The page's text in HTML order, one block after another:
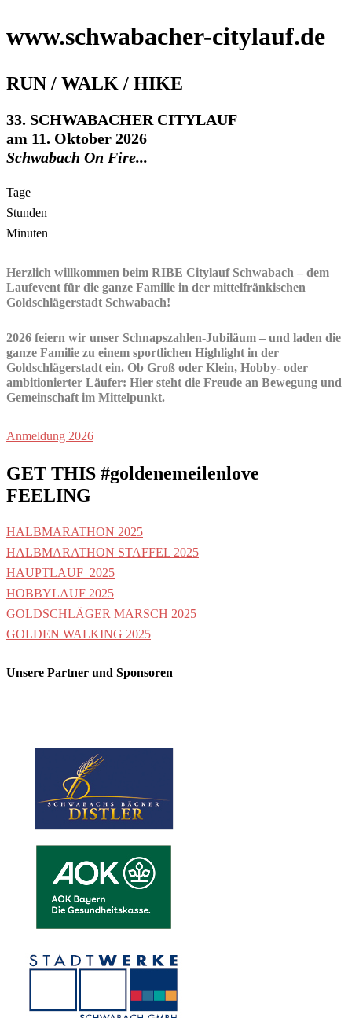
www.schwabacher-citylauf.de
RUN / WALK / HIKE
33. SCHWABACHER CITYLAUF
am 11. Oktober 2026
Schwabach On Fire...
Tage
Stunden
Minuten
Herzlich willkommen beim RIBE Citylauf Schwabach – dem
Laufevent für die ganze Familie in der mittelfränkischen
Goldschlägerstadt Schwabach!
2026 feiern wir unser Schnapszahlen-Jubiläum – und laden die
ganze Familie zu einem sportlichen Highlight in der
Goldschlägerstadt ein. Ob Groß oder Klein, Hobby- oder
ambitionierter Läufer: Hier steht die Freude an Bewegung und
Gemeinschaft im Mittelpunkt.
Anmeldung 2026
GET THIS #goldenemeilenlove
FEELING
HALBMARATHON 2025
HALBMARATHON STAFFEL 2025
HAUPTLAUF_2025
HOBBYLAUF 2025
GOLDSCHLÄGER MARSCH 2025
GOLDEN WALKING 2025
Unsere Partner und Sponsoren